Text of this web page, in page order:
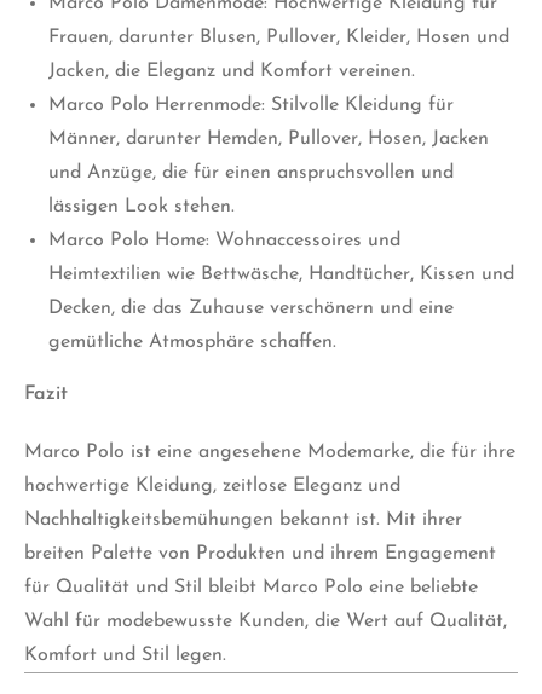
Marco Polo Damenmode: Hochwertige Kleidung für
Frauen, darunter Blusen, Pullover, Kleider, Hosen und
Jacken, die Eleganz und Komfort vereinen.
Marco Polo Herrenmode: Stilvolle Kleidung für
Männer, darunter Hemden, Pullover, Hosen, Jacken
und Anzüge, die für einen anspruchsvollen und
lässigen Look stehen.
Marco Polo Home: Wohnaccessoires und
Heimtextilien wie Bettwäsche, Handtücher, Kissen und
Decken, die das Zuhause verschönern und eine
gemütliche Atmosphäre schaffen.
Fazit
Marco Polo ist eine angesehene Modemarke, die für ihre
hochwertige Kleidung, zeitlose Eleganz und
Nachhaltigkeitsbemühungen bekannt ist. Mit ihrer
breiten Palette von Produkten und ihrem Engagement
für Qualität und Stil bleibt Marco Polo eine beliebte
Wahl für modebewusste Kunden, die Wert auf Qualität,
Komfort und Stil legen.